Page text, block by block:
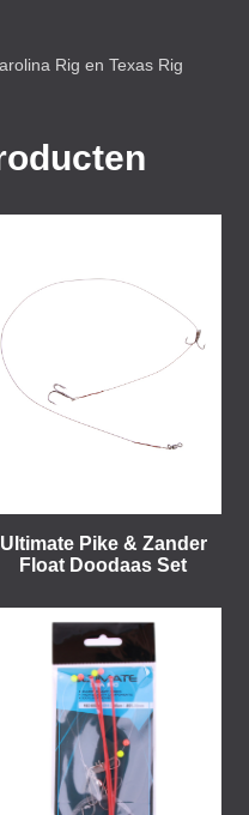
Rig en Texas Rig
Ultimate Pike & Zander
Float Doodaas Set